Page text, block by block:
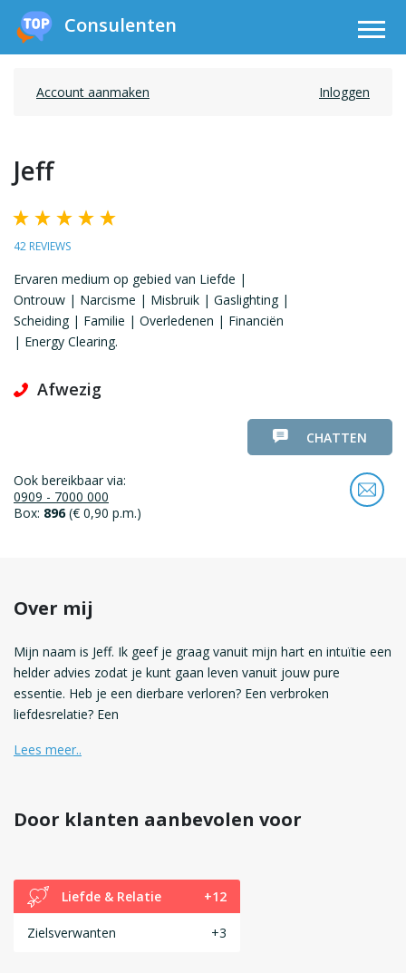
Consulenten
Account aanmaken Inloggen
Jeff
42 REVIEWS
Ervaren medium op gebied van Liefde |
Ontrouw | Narcisme | Misbruik | Gaslighting |
Scheiding | Familie | Overledenen | Financiën
| Energy Clearing.
Afwezig
CHATTEN
Ook bereikbaar via:
0909 - 7000 000
Box: 896(€ 0,90 p.m.)
Over mij
Mijn naam is Jeff. Ik geef je graag vanuit mijn hart en intuïtie een
helder advies zodat je kunt gaan leven vanuit jouw pure
essentie. Heb je een dierbare verloren? Een verbroken
liefdesrelatie? Een
Lees meer..
Door klanten aanbevolen voor
Liefde & Relatie +12
Zielsverwanten +3